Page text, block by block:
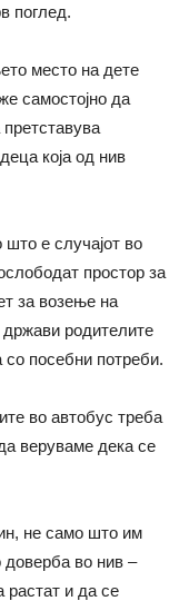
поглед.
место на дете
самостојно да
која од нив
е случајот во
простор за
за возење на
држави родителите
со посебни потреби.
во автобус треба
веруваме дека се
не само што им
во нив –
растат и да се